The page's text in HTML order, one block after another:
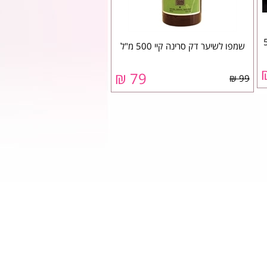
500 שמפו לשיער דק סרינה קיי 500 מ"ל
99 ₪
79 ₪